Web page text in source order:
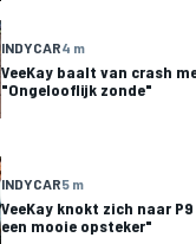
INDYCAR4 m
VeeKay baalt van crash
"Ongelooflijk zonde"
INDYCAR5 m
VeeKay knokt zich naar
een mooie opsteker"